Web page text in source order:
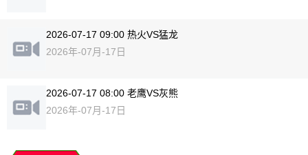
2026-07-17 09:00 热火VS猛龙
2026年-07月-17日
2026-07-17 08:00 老鹰VS灰熊
2026年-07月-17日